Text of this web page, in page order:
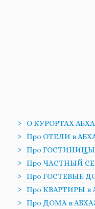
О КУРОРТАХ
Про ОТЕЛИ в
Про ГОСТИНИЦЫ
Про ЧАСТНЫЙ
Про ГОСТЕВЫЕ
Про КВАРТИРЫ
Про ДОМА в